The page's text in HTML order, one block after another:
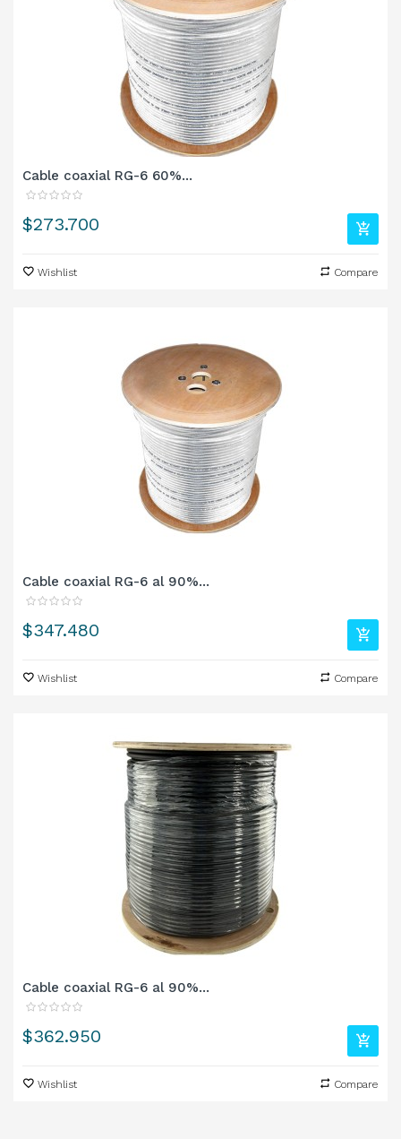
Cable coaxial RG-6 60%...
Precio
$273.700
Wishlist Compare
Cable coaxial RG-6 al 90%...
Precio
$347.480
Wishlist Compare
Cable coaxial RG-6 al 90%...
Precio
$362.950
Wishlist Compare